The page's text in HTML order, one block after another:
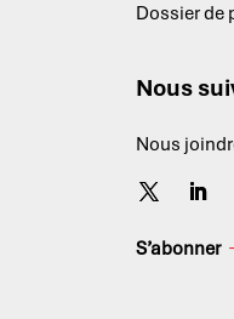
Dossier de
Nous
Nous
S’abonner